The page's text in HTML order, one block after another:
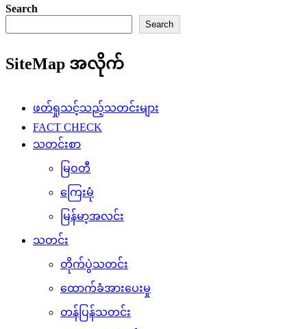
Search
Search
SiteMap အလိုက်
ဖတ်ရှုသင့်သည့်သတင်းများ
FACT CHECK
သတင်းစာ
မြဝတီ
ကြေးမုံ
မြန်မာ့အလင်း
သတင်း
တိုက်ပွဲသတင်း
ထောက်ခံအားပေးမှု
တန်ပြန်သတင်း